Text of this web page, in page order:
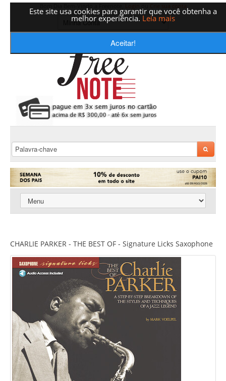
Este site usa cookies para garantir que você obtenha a
melhor experiência. Leia mais
Aceitar!
CHARLIE PARKER - THE BEST OF - Signature Licks Saxophone